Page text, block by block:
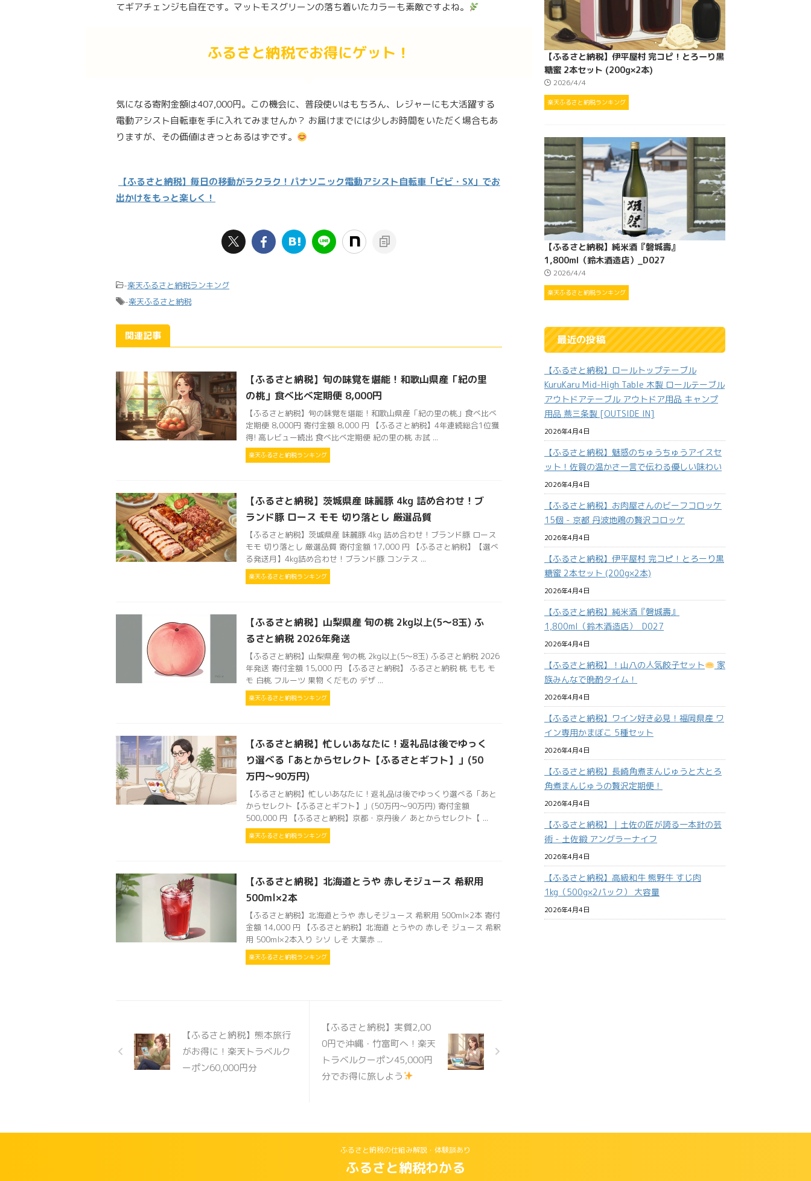
てギアチェンジも自在です。マットモスグリーンの落ち着いたカラーも素敵ですよね。
ふるさと納税でお得にゲット！
気になる寄附金額は407,000円。この機会に、普段使いはもちろん、レジャーにも大活躍する
電動アシスト自転車を手に入れてみませんか？ お届けまでには少しお時間をいただく場合もあ
りますが、その価値はきっとあるはずです。
【ふるさと納税】毎日の移動がラクラク！パナソニック電動アシスト自転車「ビビ・SX」でお
出かけをもっと楽しく！
-楽天ふるさと納税ランキング
-楽天ふるさと納税
関連記事
【ふるさと納税】旬の味覚を堪能！和歌山県産「紀の里
の桃」食べ比べ定期便 8,000円
【ふるさと納税】旬の味覚を堪能！和歌山県産「紀の里の桃」食べ比べ
定期便 8,000円 寄付金額 8,000 円 【ふるさと納税】4年連続総合1位獲
得! 高レビュー続出 食べ比べ定期便 紀の里の桃 お試 ...
楽天ふるさと納税ランキング
【ふるさと納税】茨城県産 味麗豚 4kg 詰め合わせ！ブ
ランド豚 ロース モモ 切り落とし 厳選品質
【ふるさと納税】茨城県産 味麗豚 4kg 詰め合わせ！ブランド豚 ロース
モモ 切り落とし 厳選品質 寄付金額 17,000 円 【ふるさと納税】【選べ
る発送月】4kg詰め合わせ！ブランド豚 コンテス ...
楽天ふるさと納税ランキング
【ふるさと納税】山梨県産 旬の桃 2kg以上(5〜8玉) ふ
るさと納税 2026年発送
【ふるさと納税】山梨県産 旬の桃 2kg以上(5〜8玉) ふるさと納税 2026
年発送 寄付金額 15,000 円 【ふるさと納税】 ふるさと納税 桃 もも モ
モ 白桃 フルーツ 果物 くだもの デザ ...
楽天ふるさと納税ランキング
【ふるさと納税】忙しいあなたに！返礼品は後でゆっく
り選べる「あとからセレクト【ふるさとギフト】」(50
万円～90万円)
【ふるさと納税】忙しいあなたに！返礼品は後でゆっくり選べる「あと
からセレクト【ふるさとギフト】」(50万円～90万円) 寄付金額
500,000 円 【ふるさと納税】京都・京丹後／ あとからセレクト【 ...
楽天ふるさと納税ランキング
【ふるさと納税】北海道とうや 赤しそジュース 希釈用
500ml×2本
【ふるさと納税】北海道とうや 赤しそジュース 希釈用 500ml×2本 寄付
金額 14,000 円 【ふるさと納税】北海道 とうやの 赤しそ ジュース 希釈
用 500ml×2本入り シソ しそ 大葉赤 ...
楽天ふるさと納税ランキング
【ふるさと納税】熊本旅行
がお得に！楽天トラベルク
ーポン60,000円分
【ふるさと納税】実質2,00
0円で沖縄・竹富町へ！楽天
トラベルクーポン45,000円
分でお得に旅しよう
【ふるさと納税】伊平屋村 完コピ！とろーり黒
糖蜜 2本セット (200g×2本)
2026/4/4
楽天ふるさと納税ランキング
【ふるさと納税】純米酒『磐城壽』
1,800ml（鈴木酒造店）_D027
2026/4/4
楽天ふるさと納税ランキング
最近の投稿
【ふるさと納税】ロールトップテーブル
KuruKaru Mid-High Table 木製 ロールテーブル
アウトドアテーブル アウトドア用品 キャンプ
用品 燕三条製 [OUTSIDE IN]
2026年4月4日
【ふるさと納税】魅惑のちゅうちゅうアイスセ
ット！佐賀の温かさ一言で伝わる優しい味わい
2026年4月4日
【ふるさと納税】お肉屋さんのビーフコロッケ
15個 - 京都 丹波地鶏の贅沢コロッケ
2026年4月4日
【ふるさと納税】伊平屋村 完コピ！とろーり黒
糖蜜 2本セット (200g×2本)
2026年4月4日
【ふるさと納税】純米酒『磐城壽』
1,800ml（鈴木酒造店）_D027
2026年4月4日
【ふるさと納税】！山八の人気餃子セット
家
族みんなで晩酌タイム！
2026年4月4日
【ふるさと納税】ワイン好き必見！福岡県産 ワ
イン専用かまぼこ 5種セット
2026年4月4日
【ふるさと納税】長崎角煮まんじゅうと大とろ
角煮まんじゅうの贅沢定期便！
2026年4月4日
【ふるさと納税】｜土佐の匠が誇る一本針の芸
術 - 土佐鍛 アングラーナイフ
2026年4月4日
【ふるさと納税】高級和牛 熊野牛 すじ肉
1kg（500g×2パック） 大容量
2026年4月4日
ふるさと納税の仕組み解説・体験談あり
ふるさと納税わかる